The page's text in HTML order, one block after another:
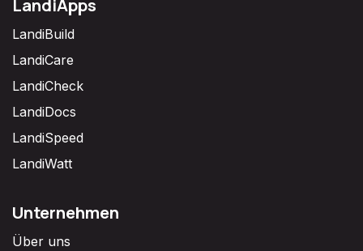
LandiApps
LandiBuild
LandiCare
LandiCheck
LandiDocs
LandiSpeed
LandiWatt
Unternehmen
Über uns